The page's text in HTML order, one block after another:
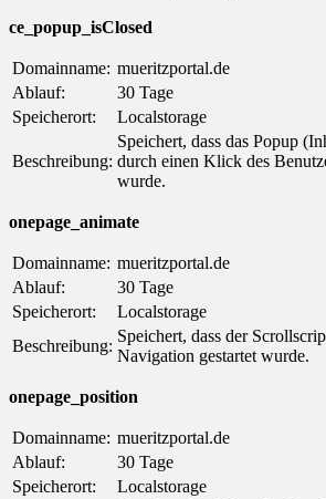
ce_popup_isClosed
Domainname: mueritzportal.de
Ablauf:
30 Tage
Speicherort:
Localstorage
Beschreibung:
Speichert, dass das Popup
durch einen Klick des
wurde.
onepage_animate
Domainname: mueritzportal.de
Ablauf:
30 Tage
Speicherort:
Localstorage
Beschreibung:
Speichert, dass der
Navigation gestartet wurde.
onepage_position
Domainname: mueritzportal.de
Ablauf:
30 Tage
Speicherort:
Localstorage